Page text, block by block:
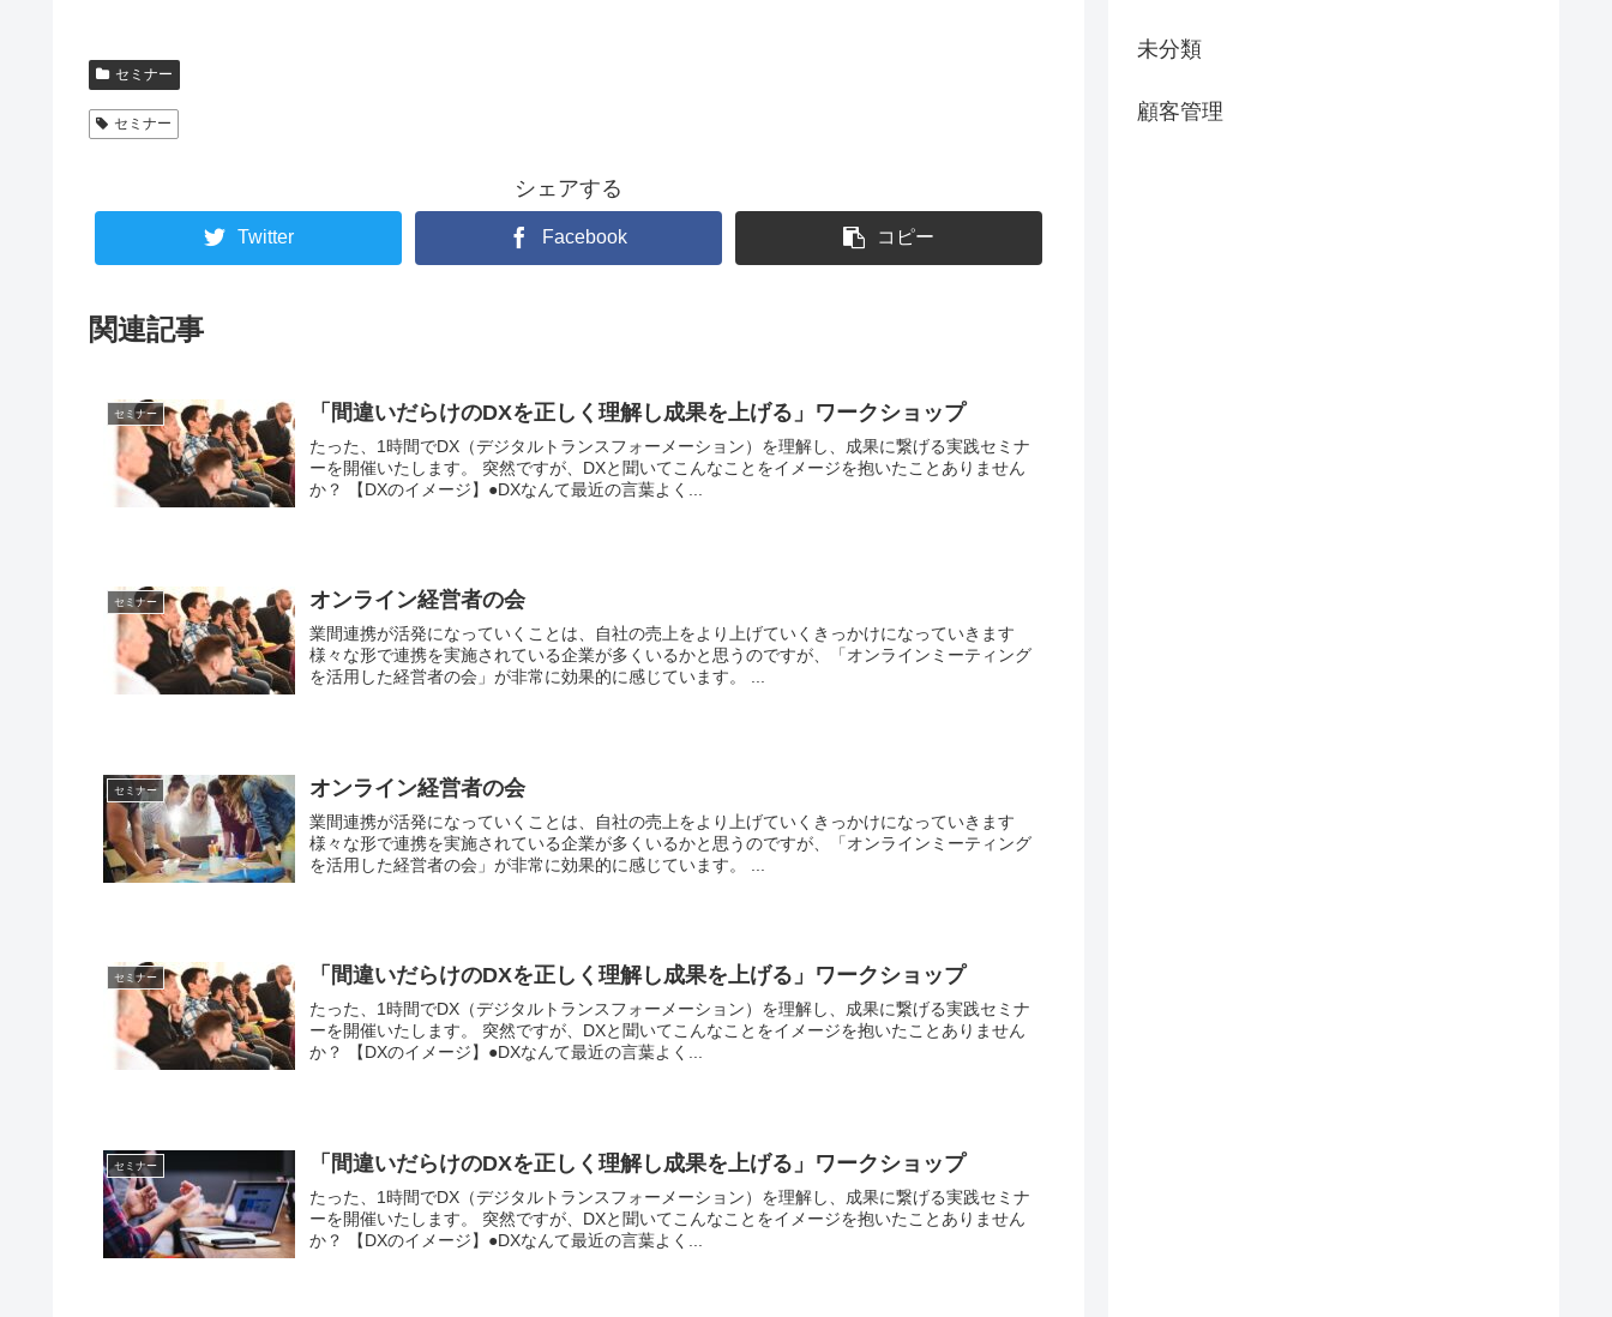
セミナー
セミナー
シェアする
Twitter Facebook コピー
関連記事
セミナー 「間違いだらけのDXを正しく理解し成果を上げる」ワークショップ
たった、1時間でDX（デジタルトランスフォーメーション）を理解し、成果に繋げる実践セミナ
ーを開催いたします。 突然ですが、DXと聞いてこんなことをイメージを抱いたことありません
か？ 【DXのイメージ】●DXなんて最近の言葉よく...
セミナー オンライン経営者の会
業間連携が活発になっていくことは、自社の売上をより上げていくきっかけになっていきます
様々な形で連携を実施されている企業が多くいるかと思うのですが、「オンラインミーティング
を活用した経営者の会」が非常に効果的に感じています。 ...
セミナー オンライン経営者の会
業間連携が活発になっていくことは、自社の売上をより上げていくきっかけになっていきます
様々な形で連携を実施されている企業が多くいるかと思うのですが、「オンラインミーティング
を活用した経営者の会」が非常に効果的に感じています。 ...
セミナー 「間違いだらけのDXを正しく理解し成果を上げる」ワークショップ
たった、1時間でDX（デジタルトランスフォーメーション）を理解し、成果に繋げる実践セミナ
ーを開催いたします。 突然ですが、DXと聞いてこんなことをイメージを抱いたことありません
か？ 【DXのイメージ】●DXなんて最近の言葉よく...
セミナー 「間違いだらけのDXを正しく理解し成果を上げる」ワークショップ
たった、1時間でDX（デジタルトランスフォーメーション）を理解し、成果に繋げる実践セミナ
ーを開催いたします。 突然ですが、DXと聞いてこんなことをイメージを抱いたことありません
か？ 【DXのイメージ】●DXなんて最近の言葉よく...
未分類
顧客管理